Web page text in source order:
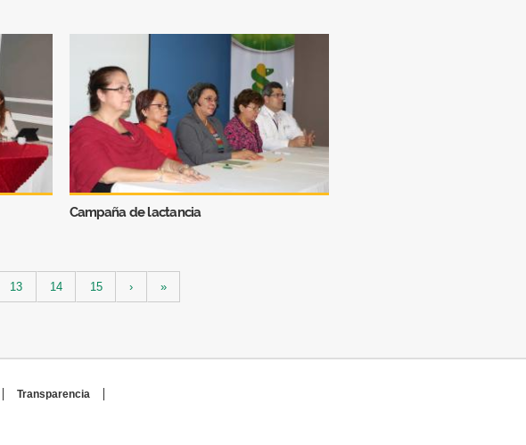
Campaña de lactancia
13 14 15 › »
Transparencia